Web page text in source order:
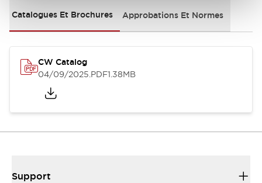
Catalogues Et Brochures Approbations Et Normes
CW Catalog
04/09/2025.PDF1.38MB
Support